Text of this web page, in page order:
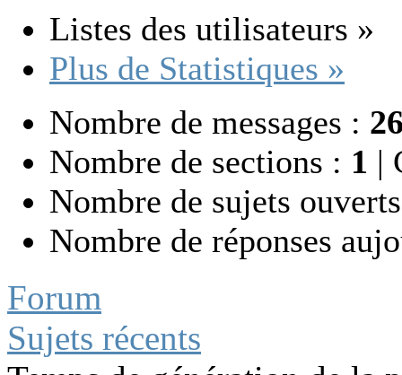
Listes des utilisateurs »
Plus de Statistiques »
Nombre de messages :
Nombre de sections : 1 |
Nombre de sujets
Nombre de réponses
Forum
Sujets récents